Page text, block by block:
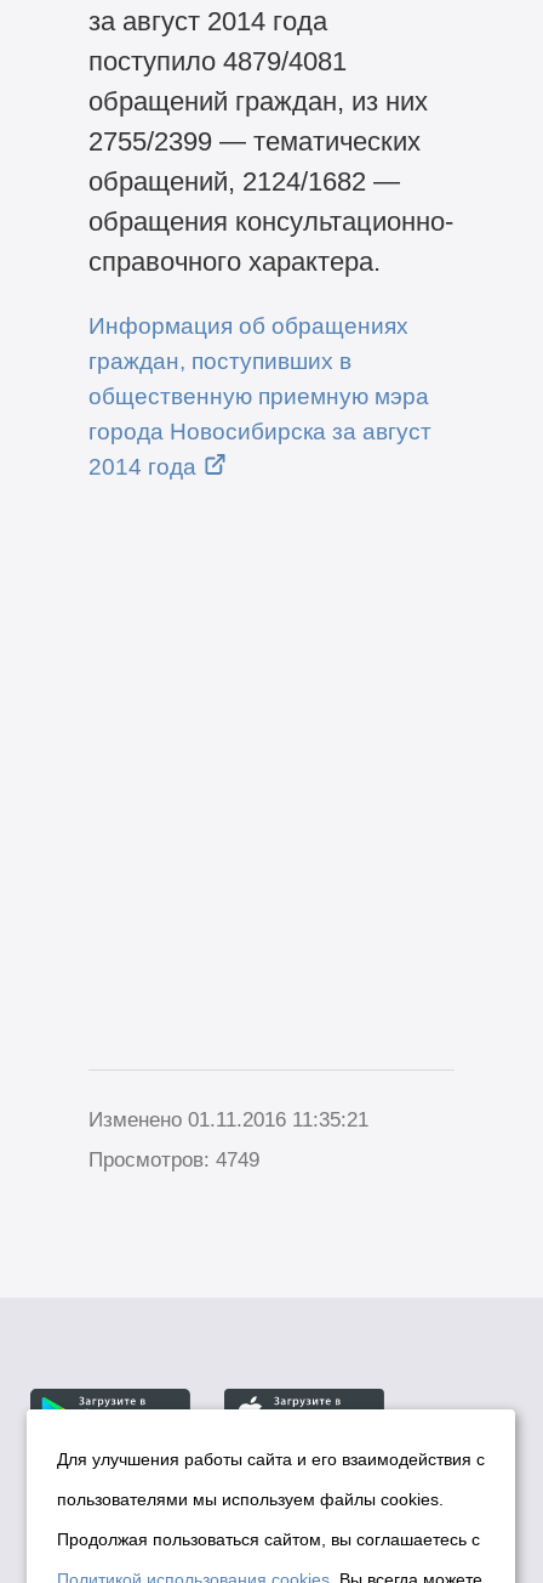
за август 2014 года
поступило 4879/4081
обращений граждан, из них
2755/2399 — тематических
обращений, 2124/1682 —
обращения консультационно-
справочного характера.
Информация об обращениях
граждан, поступивших в
общественную приемную мэра
города Новосибирска за август
2014 года
Изменено 01.11.2016 11:35:21
Просмотров: 4749
© Департамент информационной политики мэрии
города Новосибирска, 2026
Политика использования Cookies
Для улучшения работы сайта и его взаимодействия с
пользователями мы используем файлы cookies.
Продолжая пользоваться сайтом, вы соглашаетесь с